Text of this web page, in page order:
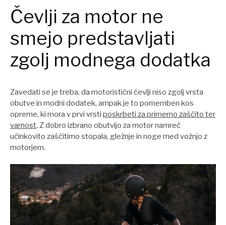
Čevlji za motor ne
smejo predstavljati
zgolj modnega dodatka
Zavedati se je treba, da motoristični čevlji niso zgolj vrsta
obutve in modni dodatek, ampak je to pomemben kos
opreme, ki mora v prvi vrsti poskrbeti za primerno zaščito ter
varnost. Z dobro izbrano obutvijo za motor namreč
učinkovito zaščitimo stopala, gležnje in noge med vožnjo z
motorjem.